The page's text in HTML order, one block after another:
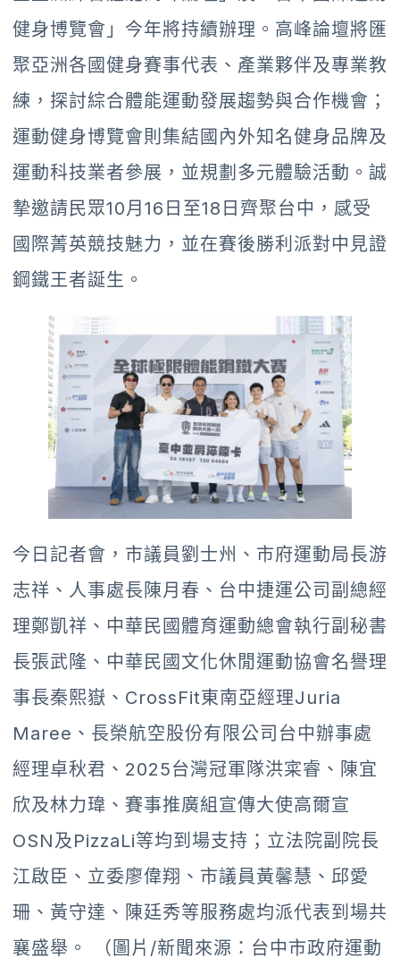
健身博覽會」今年將持續辦理。高峰論壇將匯
聚亞洲各國健身賽事代表、產業夥伴及專業教
練，探討綜合體能運動發展趨勢與合作機會；
運動健身博覽會則集結國內外知名健身品牌及
運動科技業者參展，並規劃多元體驗活動。誠
摯邀請民眾10月16日至18日齊聚台中，感受
國際菁英競技魅力，並在賽後勝利派對中見證
鋼鐵王者誕生。
今日記者會，市議員劉士州、市府運動局長游
志祥、人事處長陳月春、台中捷運公司副總經
理鄭凱祥、中華民國體育運動總會執行副秘書
長張武隆、中華民國文化休閒運動協會名譽理
事長秦熙嶽、CrossFit東南亞經理Juria
Maree、長榮航空股份有限公司台中辦事處
經理卓秋君、2025台灣冠軍隊洪寀睿、陳宜
欣及林力瑋、賽事推廣組宣傳大使高爾宣
OSN及PizzaLi等均到場支持；立法院副院長
江啟臣、立委廖偉翔、市議員黃馨慧、邱愛
珊、黃守達、陳廷秀等服務處均派代表到場共
襄盛舉。 （圖片/新聞來源：台中市政府運動